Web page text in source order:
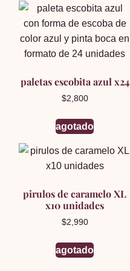
paletas escobita azul x24
$2,800
agotado
pirulos de caramelo XL
x10 unidades
$2,990
agotado